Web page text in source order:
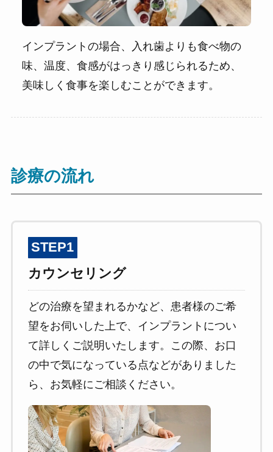
インプラントの場合、入れ歯よりも食べ物の
味、温度、食感がはっきり感じられるため、
美味しく食事を楽しむことができます。
診療の流れ
STEP1
カウンセリング
どの治療を望まれるかなど、患者様のご希
望をお伺いした上で、インプラントについ
て詳しくご説明いたします。この際、お口
の中で気になっている点などがありました
ら、お気軽にご相談ください。